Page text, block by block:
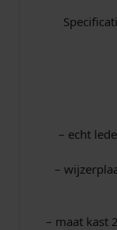
t
– echt
–
– maat kast